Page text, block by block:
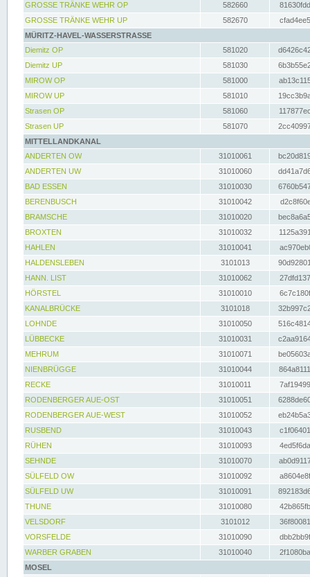
GROSSE TRÄNKE WEHR OP
582660
GROSSE TRÄNKE WEHR UP
582670
MÜRITZ-HAVEL-WASSERSTRASSE
Diemitz OP
581020
Diemitz UP
581030
MIROW OP
581000
MIROW UP
581010
Strasen OP
581060
Strasen UP
581070
MITTELLANDKANAL
ANDERTEN OW
31010061
ANDERTEN UW
31010060
BAD ESSEN
31010030
BERENBUSCH
31010042
BRAMSCHE
31010020
BROXTEN
31010032
HAHLEN
31010041
HALDENSLEBEN
3101013
HANN. LIST
31010062
HÖRSTEL
31010010
KANALBRÜCKE
3101018
LOHNDE
31010050
LÜBBECKE
31010031
MEHRUM
31010071
NIENBRÜGGE
31010044
RECKE
31010011
RODENBERGER AUE-OST
31010051
RODENBERGER AUE-WEST
31010052
RUSBEND
31010043
RÜHEN
31010093
SEHNDE
31010070
SÜLFELD OW
31010092
SÜLFELD UW
31010091
THUNE
31010080
VELSDORF
3101012
VORSFELDE
31010090
WARBER GRABEN
31010040
MOSEL